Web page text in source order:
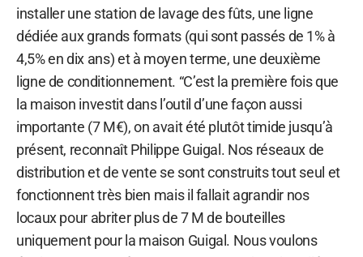
installer une station de lavage des fûts, une ligne
dédiée aux grands formats (qui sont passés de 1% à
4,5% en dix ans) et à moyen terme, une deuxième
ligne de conditionnement. “C’est la première fois que
la maison investit dans l’outil d’une façon aussi
importante (7 M€), on avait été plutôt timide jusqu’à
présent, reconnaît Philippe Guigal. Nos réseaux de
distribution et de vente se sont construits tout seul et
fonctionnent très bien mais il fallait agrandir nos
locaux pour abriter plus de 7 M de bouteilles
uniquement pour la maison Guigal. Nous voulons